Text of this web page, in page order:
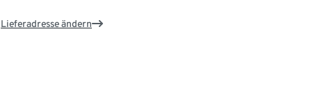
Lieferadresse ändern